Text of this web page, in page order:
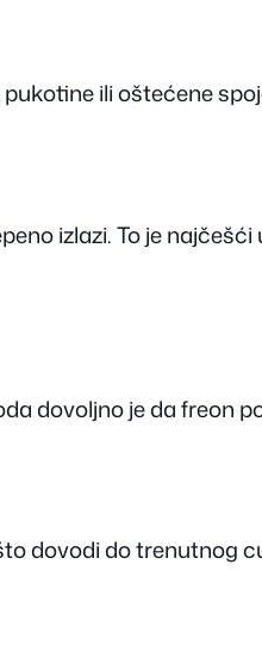
ili oštećene
izlazi. To je najčešći
dovoljno je da freon
dovodi do trenutnog